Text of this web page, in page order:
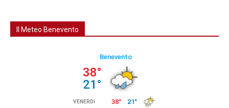
Il Meteo Benevento